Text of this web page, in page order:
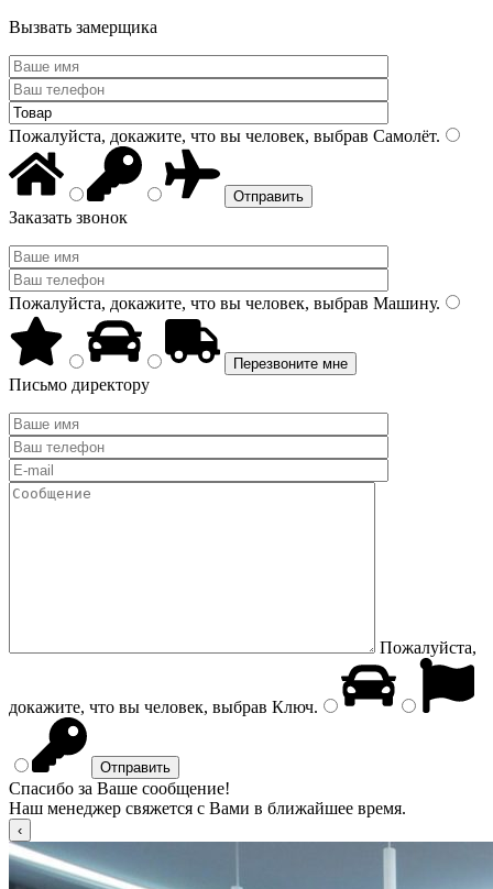
Вызвать замерщика
Пожалуйста, докажите, что вы человек, выбрав Самолёт.
Заказать звонок
Пожалуйста, докажите, что вы человек, выбрав Машину.
Письмо директору
Пожалуйста,
докажите, что вы человек, выбрав Ключ.
Спасибо за Ваше сообщение!
Наш менеджер свяжется с Вами в ближайшее время.